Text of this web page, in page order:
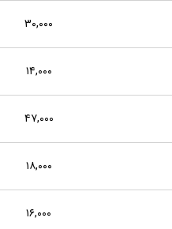
۳۰,۰۰۰
۱۴,۰۰۰
۴۷,۰۰۰
۱۸,۰۰۰
۱۶,۰۰۰